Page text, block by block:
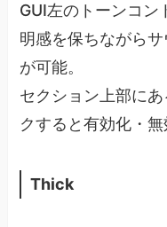
GUI左のトーンコン
明感を保ちながら
が可能。
セクション上部に
クすると有効化・無
Thick